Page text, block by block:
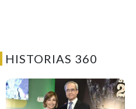
HISTORIAS 360